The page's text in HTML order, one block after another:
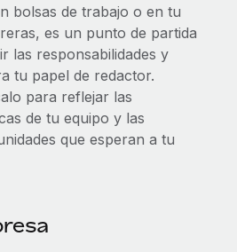
en tus flujos de trabajo sin
de RR. HH. integradas para tu
soluciones de RR. HH.
grandes empresas.
los RR. HH. globales en tu
y plantillas
de puestos
bolsas de trabajo o en tu
es un punto de partida
las responsabilidades y
tu papel de redactor.
para reflejar las
de tu equipo y las
que esperan a tu